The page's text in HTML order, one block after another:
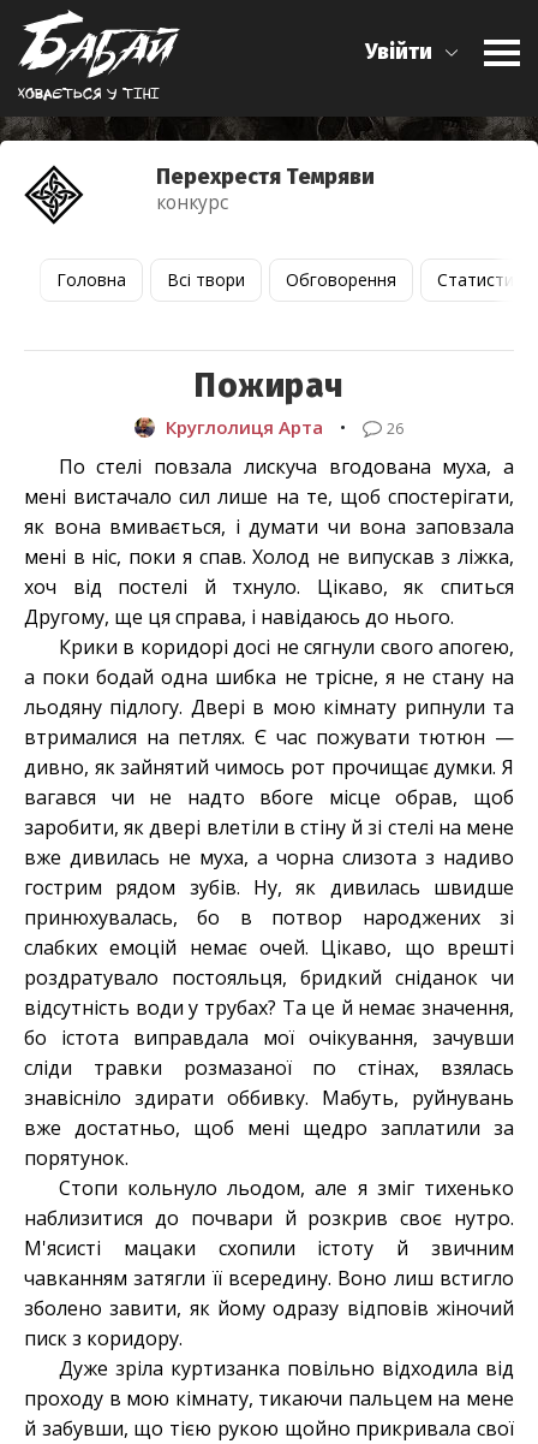
Ховається у тiнi
Увійти
Перехрестя Темряви
конкурс
Головна Всі твори Обговорення Статистика
Пожирач
Круглолиця Арта • 26
По стелі повзала лискуча вгодована муха, а
мені вистачало сил лише на те, щоб спостерігати,
як вона вмивається, і думати чи вона заповзала
мені в ніс, поки я спав. Холод не випускав з ліжка,
хоч від постелі й тхнуло. Цікаво, як спиться
Другому, ще ця справа, і навідаюсь до нього.
Крики в коридорідосі не сягнули свого апогею,
а поки бодай одна шибка не трісне, я не стану на
льодяну підлогу. Двері в мою кімнату рипнули та
втрималися на петлях. Є час пожувати тютюн —
дивно, як зайнятий чимось рот прочищає думки. Я
вагався чи не надто вбоге місце обрав, щоб
заробити, як двері влетіли в стіну й зі стелі на мене
вже дивилась не муха, а чорна слизота з надиво
гострим рядом зубів. Ну, як дивилась швидше
принюхувалась, бо в потвор народжених зі
слабких емоцій немає очей. Цікаво, що врешті
роздратувало постояльця, бридкий сніданок чи
відсутність води у трубах? Та це й немає значення,
бо істота виправдала мої очікування, зачувши
сліди травки розмазаної по стінах, взялась
знавісніло здирати оббивку. Мабуть, руйнувань
вже достатньо, щоб мені щедро заплатили за
порятунок.
Стопи кольнуло льодом, але я зміг тихенько
наблизитися до почвари й розкрив своє нутро.
М'ясисті мацаки схопили істоту й звичним
чавканням затягли її всередину. Воно лиш встигло
зболено завити, як йому одразу відповів жіночий
писк з коридору.
Дуже зріла куртизанка повільно відходила від
проходу в мою кімнату, тикаючи пальцем на мене
й забувши, що тією рукою щойно прикривала свої